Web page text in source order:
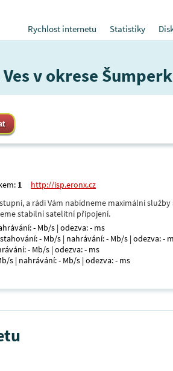
Rychlost internetu
Statistiky
v okrese Šumperk
1
http://isp.eronx.cz
a rádi Vám nabídneme maximální
stabilní satelitní připojení.
- Mb/s | odezva: - ms
- Mb/s | nahrávání: - Mb/s | odezva: -
- Mb/s | odezva: - ms
s | nahrávání: - Mb/s | odezva: - ms